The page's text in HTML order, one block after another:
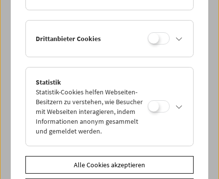
So 25.4.
PROGRAMM ÜBERBLICK
Drittanbieter Cookies
Statistik
Statistik-Cookies helfen Webseiten-
Besitzern zu verstehen, wie Besucher
mit Webseiten interagieren, indem
Informationen anonym gesammelt
und gemeldet werden.
Alle Cookies akzeptieren